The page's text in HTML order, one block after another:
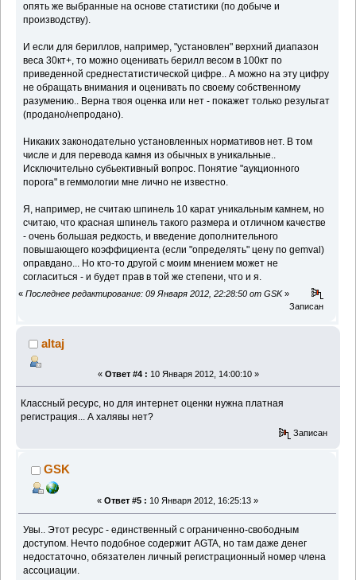
опять же выбранные на основе статистики (по добыче и
производству).
И если для бериллов, например, "установлен" верхний диапазон
веса 30кт+, то можно оценивать берилл весом в 100кт по
приведенной среднестатистической цифре.. А можно на эту цифру
не обращать внимания и оценивать по своему собственному
разумению.. Верна твоя оценка или нет - покажет только результат
(продано/непродано).
Никаких законодательно установленных нормативов нет. В том
числе и для перевода камня из обычных в уникальные..
Исключительно субьективный вопрос. Понятие "аукционного
порога" в геммологии мне лично не известно.
Я, например, не считаю шпинель 10 карат уникальным камнем, но
считаю, что красная шпинель такого размера и отличном качестве
- очень большая редкость, и введение дополнительного
повышающего коэффициента (если "определять" цену по gemval)
оправдано... Но кто-то другой с моим мнением может не
согласиться - и будет прав в той же степени, что и я.
« Последнее редактирование: 09 Января 2012, 22:28:50 от GSK»
Записан
altaj
« Ответ #4 : 10 Января 2012, 14:00:10 »
Классный ресурс, но для интернет оценки нужна платная
регистрация... А халявы нет?
Записан
GSK
« Ответ #5 : 10 Января 2012, 16:25:13 »
Увы.. Этот ресурс - единственный с ограниченно-свободным
доступом. Нечто подобное содержит AGTA, но там даже денег
недостаточно, обязателен личный регистрационный номер члена
ассоциации.